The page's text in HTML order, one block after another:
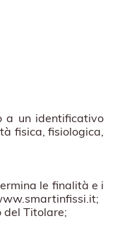
a un identificativo
fisica, fisiologica,
le finalità e i
del Titolare;